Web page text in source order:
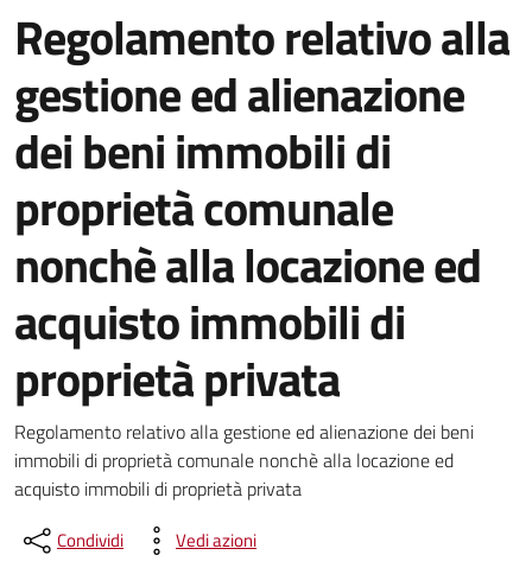
Regolamento relativo alla
gestione ed alienazione
dei beni immobili di
proprietà comunale
nonchè alla locazione ed
acquisto immobili di
proprietà privata
Dettagli del documento
Regolamento relativo alla gestione ed alienazione dei beni
immobili di proprietà comunale nonchè alla locazione ed
acquisto immobili di proprietà privata
Condividi Vedi azioni